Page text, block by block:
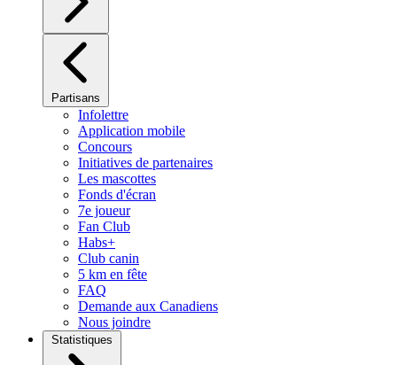
Partisans
Infolettre
Application mobile
Concours
Initiatives de partenaires
Les mascottes
Fonds d'écran
7e joueur
Fan Club
Habs+
Club canin
5 km en fête
FAQ
Demande aux Canadiens
Nous joindre
Statistiques